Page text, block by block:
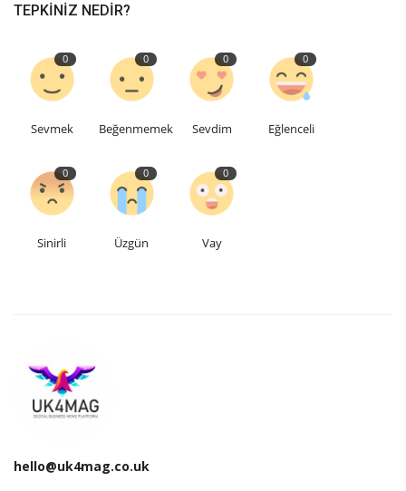
Sağlık
Teknoloji
Etkinlik
Galeri
İletişim
TEPKINIZ NEDIR?
0
Sevmek
0
Beğenmemek
0
Sevdim
0
Eğlenceli
0
Sinirli
0
Üzgün
0
Vay
hello@uk4mag.co.uk